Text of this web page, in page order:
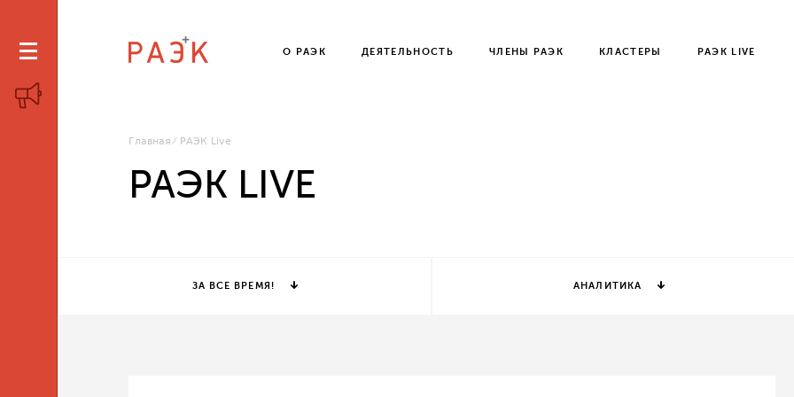
О РАЭК ДЕЯТЕЛЬНОСТЬ ЧЛЕНЫ РАЭК КЛАСТЕРЫ РАЭК LIVE
Главная РАЭК Live
РАЭК LIVE
ЗА ВСЕ ВРЕМЯ! АНАЛИТИКА